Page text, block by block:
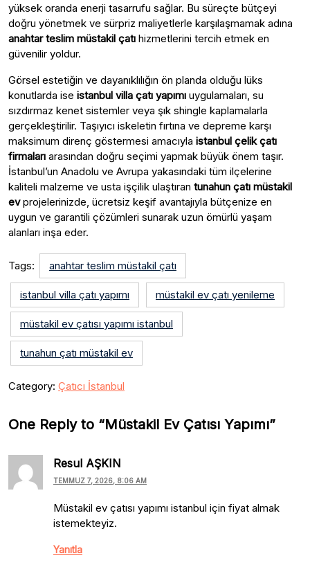
yüksek oranda enerji tasarrufu sağlar. Bu süreçte bütçeyi
doğru yönetmek ve sürpriz maliyetlerle karşılaşmamak adına
anahtar teslim müstakil çatı hizmetlerini tercih etmek en
güvenilir yoldur.
Görsel estetiğin ve dayanıklılığın ön planda olduğu lüks
konutlarda ise istanbul villa çatı yapımı uygulamaları, su
sızdırmaz kenet sistemler veya şık shingle kaplamalarla
gerçekleştirilir. Taşıyıcı iskeletin fırtına ve depreme karşı
maksimum direnç göstermesi amacıyla istanbul çelik çatı
firmaları arasından doğru seçimi yapmak büyük önem taşır.
İstanbul’un Anadolu ve Avrupa yakasındaki tüm ilçelerine
kaliteli malzeme ve usta işçilik ulaştıran tunahun çatı müstakil
evprojelerinizde, ücretsiz keşif avantajıyla bütçenize en
uygun ve garantili çözümleri sunarak uzun ömürlü yaşam
alanları inşa eder.
Tags: anahtar teslim müstakil çatı
istanbul villa çatı yapımı müstakil ev çatı yenileme
müstakil ev çatısı yapımı istanbul
tunahun çatı müstakil ev
Category: Çatıcı İstanbul
One Reply to “Müstakil Ev Çatısı Yapımı”
Resul AŞKIN
TEMMUZ 7, 2026, 8:06 AM
Müstakil ev çatısı yapımı istanbul için fiyat almak
istemekteyiz.
Yanıtla